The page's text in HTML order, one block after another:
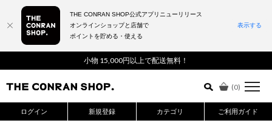
小物 15,000円以上で配送無料！
(0)
ログイン 新規登録 カテゴリ ご利用ガイド
詳細検索はこちら
THE CONRAN SHOP公式アプリニューリリース
オンラインショップと店舗で
ポイントを貯める・使える
表示する